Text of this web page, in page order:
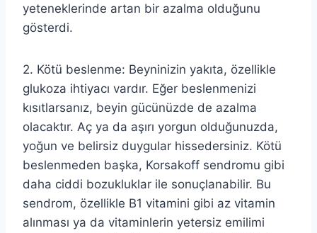
yeteneklerinde artan bir azalma olduğunu
gösterdi.
2. Kötü beslenme: Beyninizin yakıta, özellikle
glukoza ihtiyacı vardır. Eğer beslenmenizi
kısıtlarsanız, beyin gücünüzde de azalma
olacaktır. Aç ya da aşırı yorgun olduğunuzda,
yoğun ve belirsiz duygular hissedersiniz. Kötü
beslenmeden başka, Korsakoff sendromu gibi
daha ciddi bozukluklar ile sonuçlanabilir. Bu
sendrom, özellikle B1 vitamini gibi az vitamin
alınması ya da vitaminlerin yetersiz emilimi